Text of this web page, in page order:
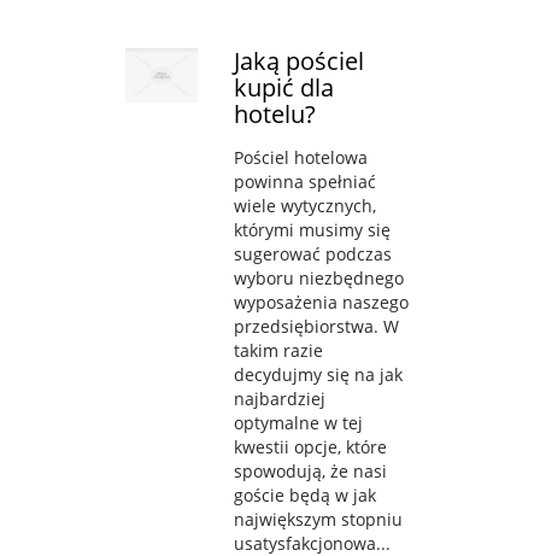
Jaką pościel
kupić dla
hotelu?
Pościel hotelowa
powinna spełniać
wiele wytycznych,
którymi musimy się
sugerować podczas
wyboru niezbędnego
wyposażenia naszego
przedsiębiorstwa. W
takim razie
decydujmy się na jak
najbardziej
optymalne w tej
kwestii opcje, które
spowodują, że nasi
goście będą w jak
największym stopniu
usatysfakcjonowa...